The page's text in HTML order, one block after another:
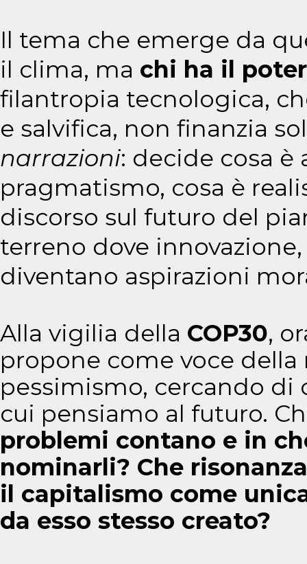
Il tema che emerge da
il clima, ma chi ha il
filantropia tecnologica,
e salvifica, non finanzia
narrazioni: decide cosa è
pragmatismo, cosa è
discorso sul futuro del
terreno dove
diventano aspirazioni
Alla vigilia della COP30,
propone come voce
pessimismo, cercando
cui pensiamo al futuro.
problemi contano e in
nominarli? Che
il capitalismo come
da esso stesso creato?